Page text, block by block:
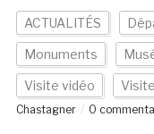
ACTUALITÉS
Monuments
Visite vidéo
Chastagner
0